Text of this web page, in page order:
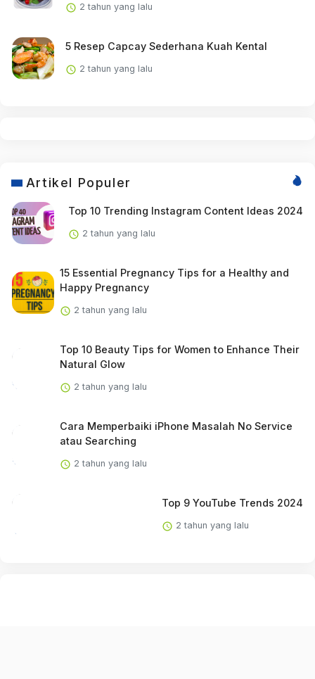
2 tahun yang lalu
5 Resep Capcay Sederhana Kuah Kental
2 tahun yang lalu
Artikel Populer
Top 10 Trending Instagram Content Ideas 2024
2 tahun yang lalu
15 Essential Pregnancy Tips for a Healthy and
Happy Pregnancy
2 tahun yang lalu
Top 10 Beauty Tips for Women to Enhance Their
Natural Glow
2 tahun yang lalu
Cara Memperbaiki iPhone Masalah No Service
atau Searching
2 tahun yang lalu
Top 9 YouTube Trends 2024
2 tahun yang lalu